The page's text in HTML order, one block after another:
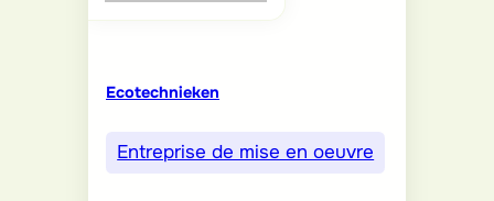
Ecotechnieken
Entreprise de mise en oeuvre